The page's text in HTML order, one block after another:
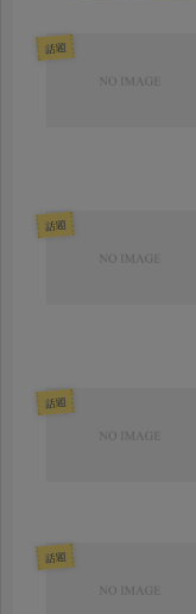
話題
話題
話題
話題